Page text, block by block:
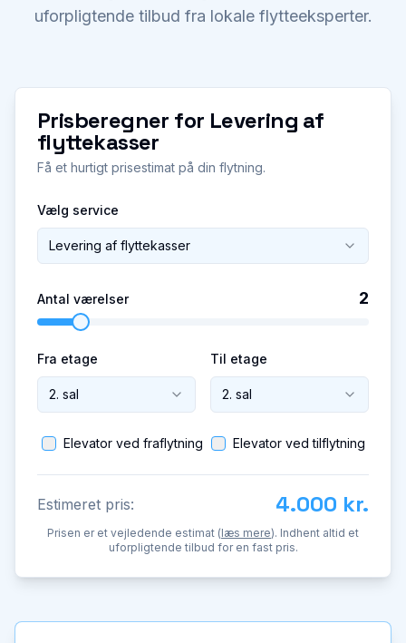
uforpligtende tilbud fra lokale flytteeksperter.
Prisberegner for Levering af
flyttekasser
Få et hurtigt prisestimat på din flytning.
Vælg service
Levering af flyttekasser
Antal værelser 2
Fra etage
2. sal
Til etage
2. sal
Elevator ved fraflytning Elevator ved tilflytning
Estimeret pris: 4.000 kr.
Prisen er et vejledende estimat (læs mere). Indhent altid et
uforpligtende tilbud for en fast pris.